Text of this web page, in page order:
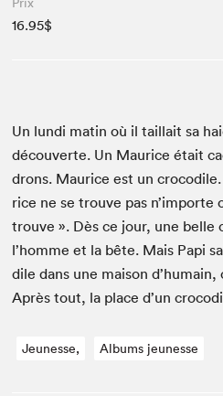
16.95$
Un lun­di matin où il tail­lait sa
décou­verte. Un Mau­rice était
drons. Mau­rice est un
rice ne se trou­ve pas n’importe
trou­ve ». Dès ce jour, une
l’homme et la bête. Mais Papi
dile dans une mai­son d’humain,
Après tout, la place d’un
Jeunesse, Albums jeunesse